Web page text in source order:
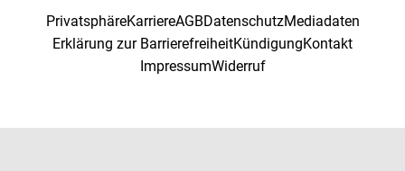
PrivatsphäreKarriereAGBDatenschutzMediadaten
Erklärung zur BarrierefreiheitKündigungKontakt
ImpressumWiderruf